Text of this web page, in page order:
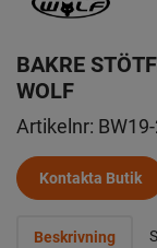
BAKRE
WOLF
Artikelnr:
Kontakta Butik
Beskrivning